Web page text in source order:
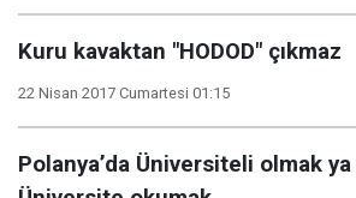
Kuru kavaktan "HODOD" çıkmaz
22 Nisan 2017 Cumartesi 01:15
Polanya’da Üniversiteli olmak ya